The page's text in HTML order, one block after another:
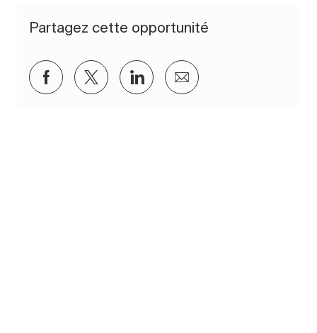
Partagez cette opportunité
Partager via Facebook
Partager via twitter
Partager via LinkedIn
Partager par e-mail